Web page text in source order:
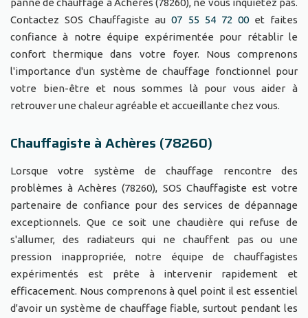
Contactez SOS Chauffagiste au07 55 54 72 00et faites
confiance à notre équipe expérimentée pour rétablir le
confort thermique dans votre foyer. Nous comprenons
l'importance d'un système de chauffage fonctionnel pour
votre bien-être et nous sommes là pour vous aider à
retrouver une chaleur agréable et accueillante chez vous.
Chauffagiste à Achères (78260)
Lorsque votre système de chauffage rencontre des
problèmes à Achères (78260), SOS Chauffagiste est votre
partenaire de confiance pour des services de dépannage
exceptionnels. Que ce soit une chaudière qui refuse de
s'allumer, des radiateurs qui ne chauffent pas ou une
pression inappropriée, notre équipe de chauffagistes
expérimentés est prête à intervenir rapidement et
efficacement. Nous comprenons à quel point il est essentiel
d'avoir un système de chauffage fiable, surtout pendant les